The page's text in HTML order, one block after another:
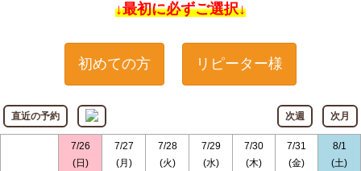
↓最初に必ずご選択↓
初めての方 リピーター様
直近の予約 次週 次月
7/26
(日)
7/27
(月)
7/28
(火)
7/29
(水)
7/30
(木)
7/31
(金)
8/1
(土)